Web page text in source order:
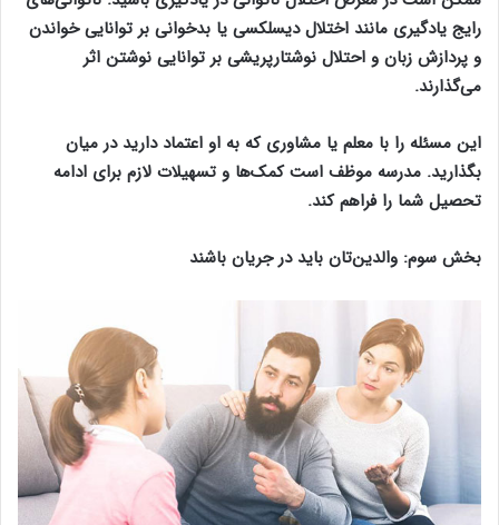
رایج یادگیری مانند اختلال دیسلکسی یا بدخوانی بر توانایی خواندن
و پردازش زبان و احتلال نوشتارپریشی بر توانایی نوشتن اثر
می‌گذارند.
این مسئله را با معلم یا مشاوری که به او اعتماد دارید در میان
بگذارید. مدرسه موظف است کمک‌ها و تسهیلات لازم برای ادامه
تحصیل شما را فراهم کند.
بخش سوم: والدین‌تان باید در جریان باشند